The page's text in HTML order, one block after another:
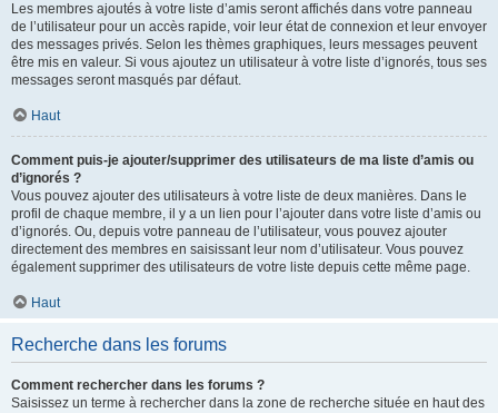
Les membres ajoutés à votre liste d’amis seront affichés dans votre panneau
de l’utilisateur pour un accès rapide, voir leur état de connexion et leur envoyer
des messages privés. Selon les thèmes graphiques, leurs messages peuvent
être mis en valeur. Si vous ajoutez un utilisateur à votre liste d’ignorés, tous ses
messages seront masqués par défaut.
Haut
Comment puis-je ajouter/supprimer des utilisateurs de ma liste d’amis ou
d’ignorés ?
Vous pouvez ajouter des utilisateurs à votre liste de deux manières. Dans le
profil de chaque membre, il y a un lien pour l’ajouter dans votre liste d’amis ou
d’ignorés. Ou, depuis votre panneau de l’utilisateur, vous pouvez ajouter
directement des membres en saisissant leur nom d’utilisateur. Vous pouvez
également supprimer des utilisateurs de votre liste depuis cette même page.
Haut
Recherche dans les forums
Comment rechercher dans les forums ?
Saisissez un terme à rechercher dans la zone de recherche située en haut des